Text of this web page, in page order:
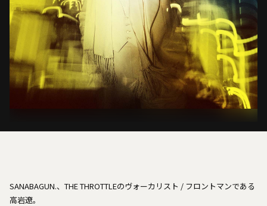
SANABAGUN.、THE THROTTLEのヴォーカリスト / フロントマンである
高岩遼。